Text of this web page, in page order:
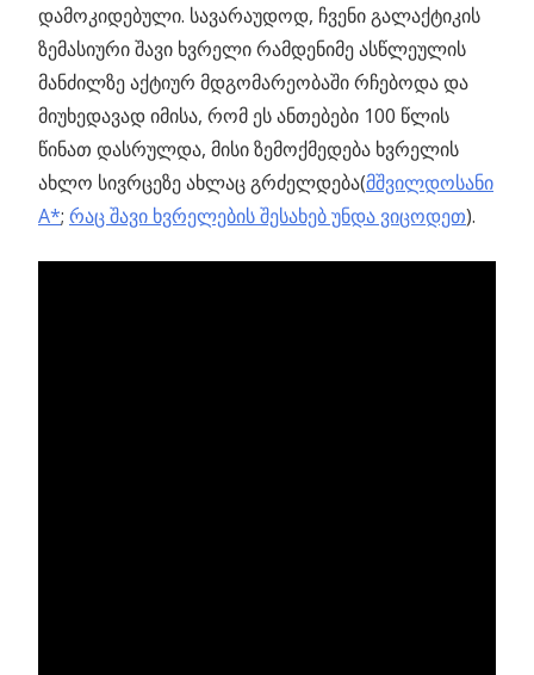
დამოკიდებული. სავარაუდოდ, ჩვენი გალაქტიკის
ზემასიური შავი ხვრელი რამდენიმე ასწლეულის
მანძილზე აქტიურ მდგომარეობაში რჩებოდა და
მიუხედავად იმისა, რომ ეს ანთებები 100 წლის
წინათ დასრულდა, მისი ზემოქმედება ხვრელის
ახლო სივრცეზე ახლაც გრძელდება(მშვილდოსანი
A*; რაც შავი ხვრელების შესახებ უნდა ვიცოდეთ).